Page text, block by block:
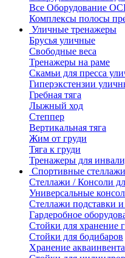
Все Оборудование
Комплексы полосы
Уличные тренажеры
Брусья уличные
Свободные веса
Тренажеры на раме
Скамьи для пресса
Гиперэкстензии
Гребная тяга
Лыжный ход
Степпер
Вертикальная тяга
Жим от груди
Тяга к груди
Тренажеры для
Спортивные стеллажи
Стеллажи / Консоли
Универсальные
Стеллажи подставки
Гардеробное
Стойки для хранение
Стойки для бодибаров
Хранение